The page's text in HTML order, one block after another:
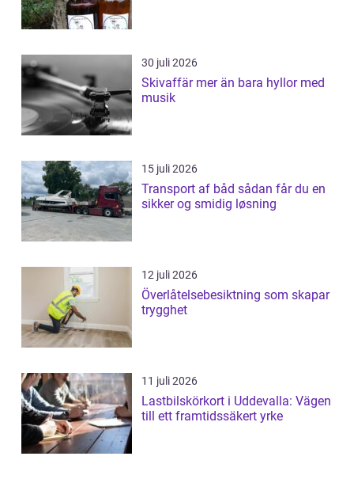
30 juli 2026
Skivaffär mer än bara hyllor med
musik
15 juli 2026
Transport af båd sådan får du en
sikker og smidig løsning
12 juli 2026
Överlåtelsebesiktning som skapar
trygghet
11 juli 2026
Lastbilskörkort i Uddevalla: Vägen
till ett framtidssäkert yrke